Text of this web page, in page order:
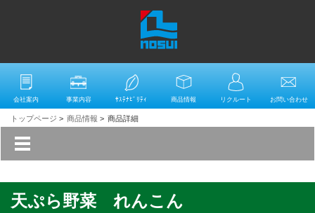
会社案内 事業内容 ｻｽﾃﾅﾋﾞﾘﾃｨ 商品情報 リクルート お問い合わせ
トップページ > 商品情報 > 商品詳細
天ぷら野菜 れんこん